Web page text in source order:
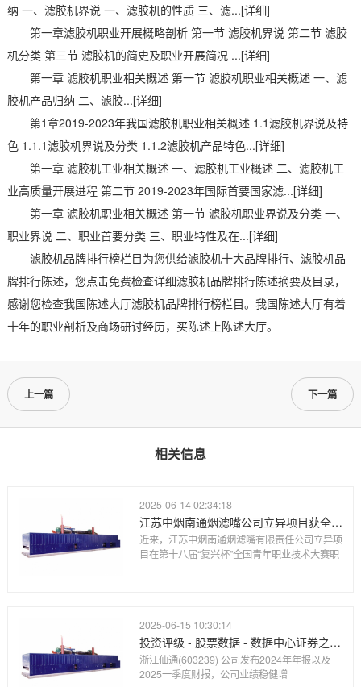
纳 一、滤胶机界说 一、滤胶机的性质 三、滤...[详细]
第一章滤胶机职业开展概略剖析 第一节 滤胶机界说 第二节 滤胶
机分类 第三节 滤胶机的简史及职业开展简况 ...[详细]
第一章 滤胶机职业相关概述 第一节 滤胶机职业相关概述 一、滤
胶机产品归纳 二、滤胶...[详细]
第1章2019-2023年我国滤胶机职业相关概述 1.1滤胶机界说及特
色 1.1.1滤胶机界说及分类 1.1.2滤胶机产品特色...[详细]
第一章 滤胶机工业相关概述 一、滤胶机工业概述 二、滤胶机工
业高质量开展进程 第二节 2019-2023年国际首要国家滤...[详细]
第一章 滤胶机职业相关概述 第一节 滤胶机职业界说及分类 一、
职业界说 二、职业首要分类 三、职业特性及在...[详细]
滤胶机品牌排行榜栏目为您供给滤胶机十大品牌排行、滤胶机品
牌排行陈述，您点击免费检查详细滤胶机品牌排行陈述摘要及目录，
感谢您检查我国陈述大厅滤胶机品牌排行榜栏目。我国陈述大厅有着
十年的职业剖析及商场研讨经历，买陈述上陈述大厅。
上一篇 下一篇
相关信息
2025-06-14 02:34:18
江苏中烟南通烟滤嘴公司立异项目获全国青年职业技术大赛职工组优胜奖
近来，江苏中烟南通烟滤嘴有限责任公司立异项
目在第十八届“复兴杯”全国青年职业技术大赛职
2025-06-15 10:30:14
投资评级 - 股票数据 - 数据中心证券之星-提炼精华 解开财富密码
浙江仙通(603239) 公司发布2024年年报以及
2025一季度财报，公司业绩稳健增